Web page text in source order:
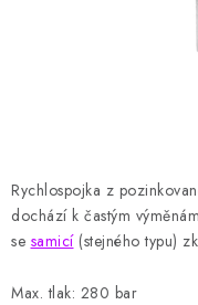
Rychlospojka z
dochází k častým
se samicí(stejného typu)
Max. tlak: 280 bar